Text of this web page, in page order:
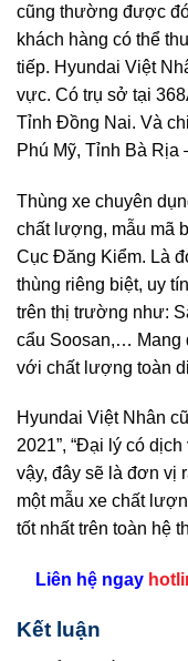
cũng thường được
khách hàng có thể
tiếp. Hyundai Việt
vực. Có trụ sở tại
Tỉnh Đồng Nai. Và
Phú Mỹ, Tỉnh Bà Rịa
Thùng xe chuyên
chất lượng, mẫu mã
Cục Đăng Kiểm. Là
thùng riêng biệt, uy
trên thị trường như:
cẩu Soosan,… Mang
với chất lượng toàn
Hyundai Việt Nhân
2021”, “Đại lý có
vậy, đây sẽ là đơn vị
một mẫu xe chất
tốt nhất trên toàn hệ
Liên hệ ngay
Kết luận